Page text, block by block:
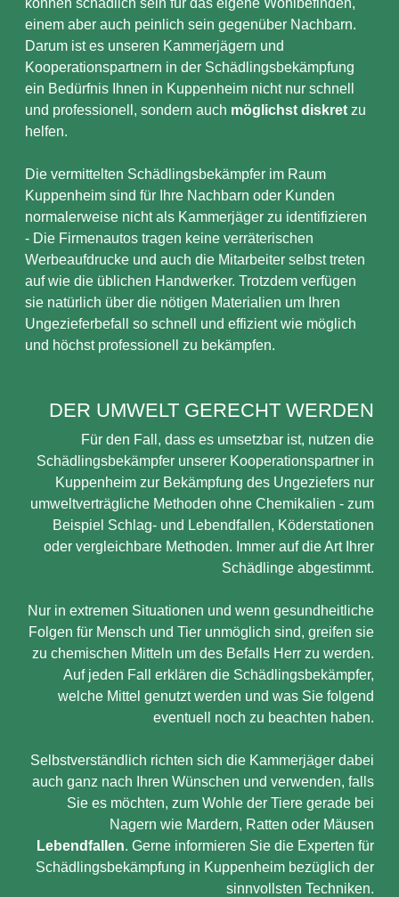
können schädlich sein für das eigene Wohlbefinden,
einem aber auch peinlich sein gegenüber Nachbarn.
Darum ist es unseren Kammerjägern und
Kooperationspartnern in der Schädlingsbekämpfung
ein Bedürfnis Ihnen in Kuppenheim nicht nur schnell
und professionell, sondern auch möglichst diskret zu
helfen.
Die vermittelten Schädlingsbekämpfer im Raum
Kuppenheim sind für Ihre Nachbarn oder Kunden
normalerweise nicht als Kammerjäger zu identifizieren
- Die Firmenautos tragen keine verräterischen
Werbeaufdrucke und auch die Mitarbeiter selbst treten
auf wie die üblichen Handwerker. Trotzdem verfügen
sie natürlich über die nötigen Materialien um Ihren
Ungezieferbefall so schnell und effizient wie möglich
und höchst professionell zu bekämpfen.
DER UMWELT GERECHT WERDEN
Für den Fall, dass es umsetzbar ist, nutzen die
Schädlingsbekämpfer unserer Kooperationspartner in
Kuppenheim zur Bekämpfung des Ungeziefers nur
umweltverträgliche Methoden ohne Chemikalien - zum
Beispiel Schlag- und Lebendfallen, Köderstationen
oder vergleichbare Methoden. Immer auf die Art Ihrer
Schädlinge abgestimmt.
Nur in extremen Situationen und wenn gesundheitliche
Folgen für Mensch und Tier unmöglich sind, greifen sie
zu chemischen Mitteln um des Befalls Herr zu werden.
Auf jeden Fall erklären die Schädlingsbekämpfer,
welche Mittel genutzt werden und was Sie folgend
eventuell noch zu beachten haben.
Selbstverständlich richten sich die Kammerjäger dabei
auch ganz nach Ihren Wünschen und verwenden, falls
Sie es möchten, zum Wohle der Tiere gerade bei
Nagern wie Mardern, Ratten oder Mäusen
Lebendfallen. Gerne informieren Sie die Experten für
Schädlingsbekämpfung in Kuppenheim bezüglich der
sinnvollsten Techniken.